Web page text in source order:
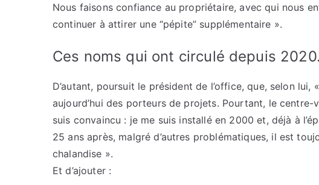
Nous faisons confiance au propriétaire, avec qui nous
continuer à attirer une “pépite” supplémentaire ».
Ces noms qui ont circulé depuis
D’autant, poursuit le président de l’office, que, selon
aujourd’hui des porteurs de projets. Pourtant, le
suis convaincu : je me suis installé en 2000 et, déjà à
25 ans après, malgré d’autres problématiques, il est
chalandise ».
Et d’ajouter :